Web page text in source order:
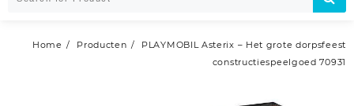
Home Producten
PLAYMOBIL Asterix – Het grote dorpsfeest
constructiespeelgoed 70931